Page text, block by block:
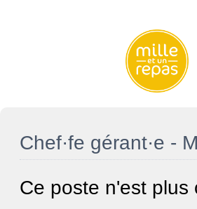
Chef·fe gérant·e -
Ce poste n'est plus